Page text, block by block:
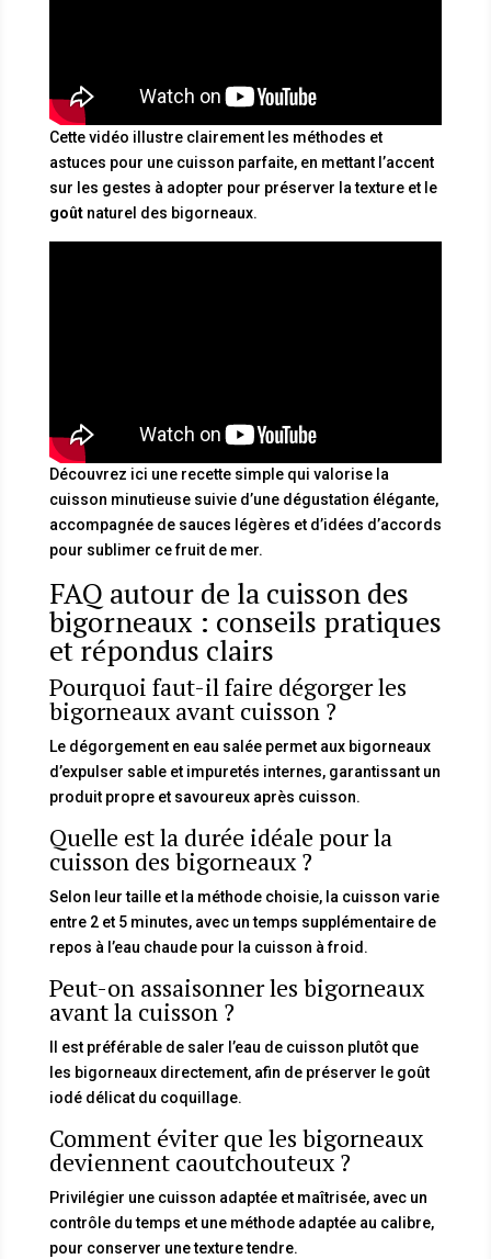
Cette vidéo illustre clairement les méthodes et
astuces pour une cuisson parfaite, en mettant l’accent
sur les gestes à adopter pour préserver la texture et le
goûtnaturel des bigorneaux.
Découvrez ici une recette simple qui valorise la
cuisson minutieuse suivie d’une dégustation élégante,
accompagnée de sauces légères et d’idées d’accords
pour sublimer ce fruit de mer.
FAQ autour de la cuisson des
bigorneaux : conseils pratiques
et répondus clairs
Pourquoi faut-il faire dégorger les
bigorneaux avant cuisson ?
Le dégorgement en eau salée permet aux bigorneaux
d’expulser sable et impuretés internes, garantissant un
produit propre et savoureux après cuisson.
Quelle est la durée idéale pour la
cuisson des bigorneaux ?
Selon leur taille et la méthode choisie, la cuisson varie
entre 2 et 5 minutes, avec un temps supplémentaire de
repos à l’eau chaude pour la cuisson à froid.
Peut-on assaisonner les bigorneaux
avant la cuisson ?
Il est préférable de saler l’eau de cuisson plutôt que
les bigorneaux directement, afin de préserver le goût
iodé délicat du coquillage.
Comment éviter que les bigorneaux
deviennent caoutchouteux ?
Privilégier une cuisson adaptée et maîtrisée, avec un
contrôle du temps et une méthode adaptée au calibre,
pour conserver une texture tendre.